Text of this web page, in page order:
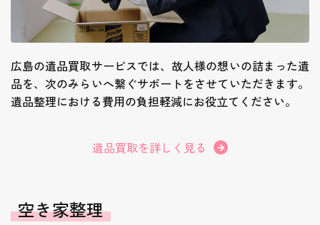
広島の遺品買取サービスでは、故人様の想いの詰まった遺
品を、次のみらいへ繋ぐサポートをさせていただきます。
遺品整理における費用の負担軽減にお役立てください。
遺品買取を詳しく見る
空き家整理